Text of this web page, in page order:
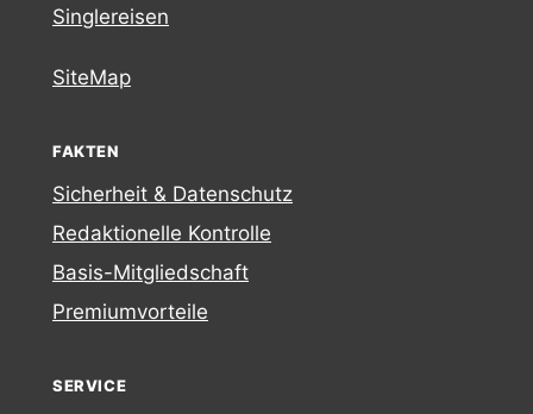
Singlereisen
SiteMap
FAKTEN
Sicherheit & Datenschutz
Redaktionelle Kontrolle
Basis-Mitgliedschaft
Premiumvorteile
SERVICE